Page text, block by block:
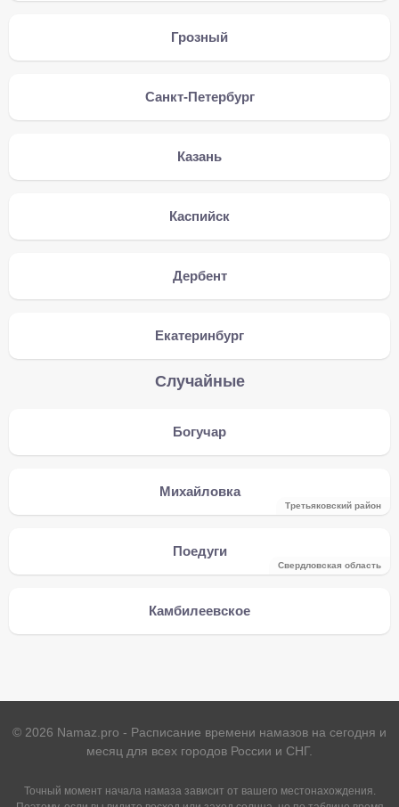
Грозный
Санкт-Петербург
Казань
Каспийск
Дербент
Екатеринбург
Случайные
Богучар
Михайловка
Третьяковский район
Поедуги
Свердловская область
Камбилеевское
© 2026 Namaz.pro - Расписание времени намазов на сегодня и
месяц для всех городов России и СНГ.
Точный момент начала намаза зависит от вашего местонахождения.